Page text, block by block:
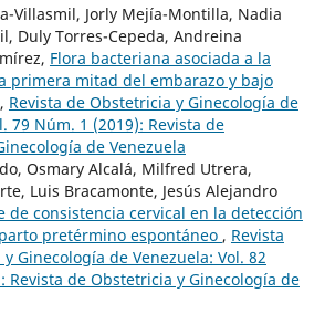
Villasmil, Jorly Mejía-Montilla, Nadia
Duly Torres-Cepeda, Andreina
Flora bacteriana asociada a la
primera mitad del embarazo y bajo
, Revista de Obstetricia y Ginecología de
79 Núm. 1 (2019): Revista de
de Venezuela
Osmary Alcalá, Milfred Utrera,
Luis Bracamonte, Jesús Alejandro
de consistencia cervical en la detección
pretérmino espontáneo , Revista
Ginecología de Venezuela: Vol. 82
Revista de Obstetricia y Ginecología de